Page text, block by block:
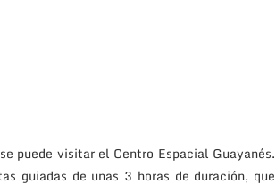
puede visitar el Centro Espacial Guayanés.
guiadas de unas 3 horas de duración, que